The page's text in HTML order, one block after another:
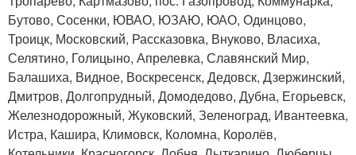
Бутово, Сосенки, ЮВАО, ЮЗАЮ, ЮАО, Одинцово,
Троицк, Московский, Рассказовка, Внуково, Власиха,
Селятино, Голицыно, Апрелевка, Славянский Мир,
Балашиха, Видное, Воскресенск, Дедовск, Дзержинский,
Дмитров, Долгопрудный, Домодедово, Дубна, Егорьевск,
Железнодорожный, Жуковский, Зеленоград, Ивантеевка,
Истра, Кашира, Климовск, Коломна, Королёв,